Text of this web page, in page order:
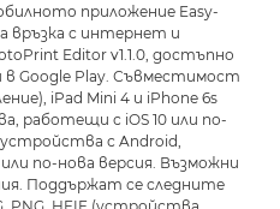
приложение Easy-
връзка с интернет и
Editor v1.1.0, достъпно
в Google Play. Съвместимост
iPad Mini 4 и iPhone 6s
работещи с iOS 10 или по-
с Android,
по-нова версия. Възможни
Поддържат се следните